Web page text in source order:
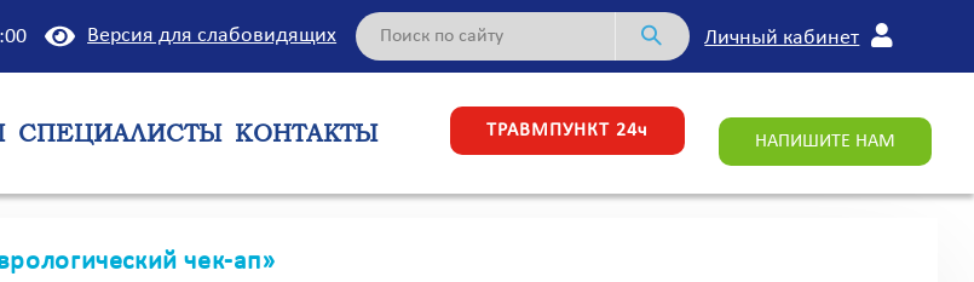
Версия для слабовидящих Личный кабинет
СПЕЦИАЛИСТЫ КОНТАКТЫ ТРАВМПУНКТ 24ч
НАПИШИТЕ НАМ
чек-ап»